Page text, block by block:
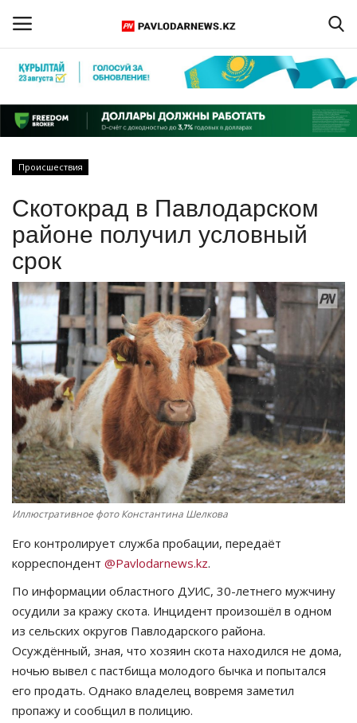
Регистрация
Главная
ПАВЛОДАРСКАЯ ОБЛАСТЬ
КАЗАХСТАН
МИР
СПЕЦПРОЕКТЫ
СПОРТ
Чек-лист
РАЗВЛЕЧЕНИЯ
OFFICIAL
Курултай
Язык
Қазақша Русский
Происшествия
Скотокрад в Павлодарском
районе получил условный
срок
Иллюстративное фото Константина Шелкова
Его контролирует служба пробации, передаёт
корреспондент @Pavlodarnews.kz.
По информации областного ДУИС, 30-летнего мужчину
осудили за кражу скота. Инцидент произошёл в одном
из сельских округов Павлодарского района.
Осуждённый, зная, что хозяин скота находился не дома,
ночью вывел с пастбища молодого бычка и попытался
его продать. Однако владелец вовремя заметил
пропажу и сообщил в полицию.